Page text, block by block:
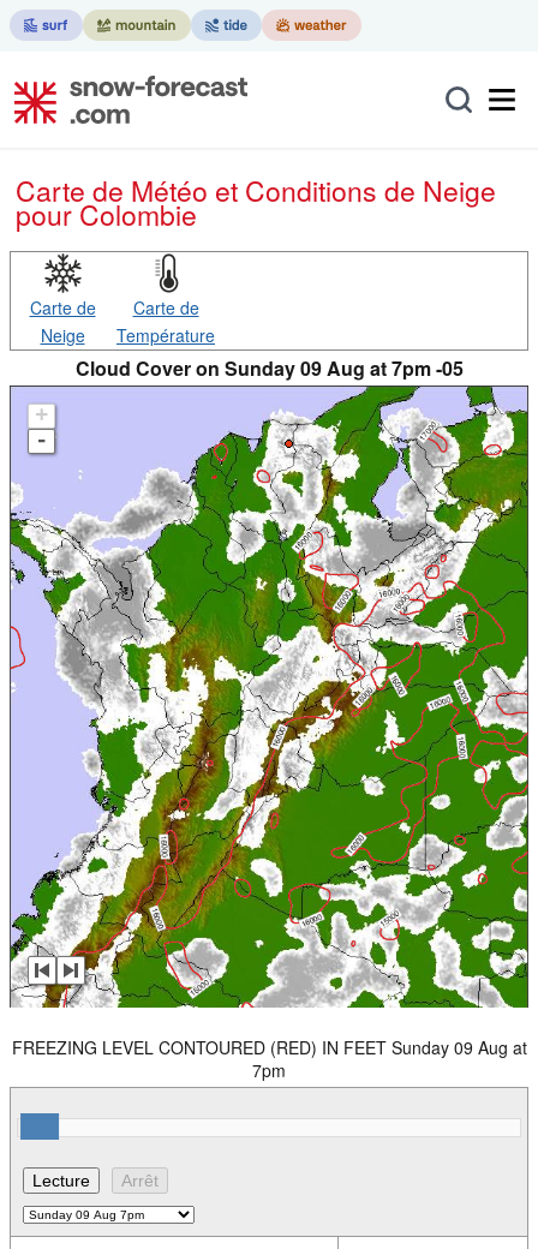
Carte de Météo et Conditions de Neige
pour Colombie
Carte de
Neige
Carte de
Température
Cloud Cover on Sunday 09 Aug at 7pm -05
+
-
FREEZING LEVEL CONTOURED (RED) IN FEET Sunday 09 Aug at
7pm